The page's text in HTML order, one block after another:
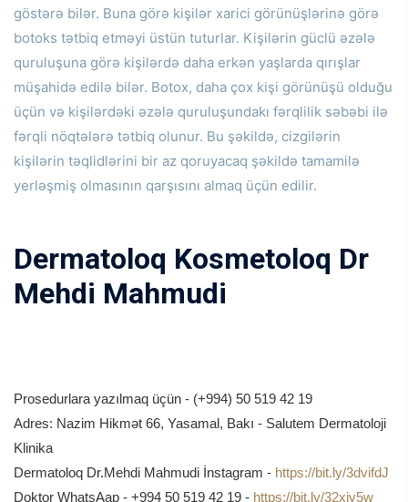
göstərə bilər. Buna görə kişilər xarici görünüşlərinə görə
botoks tətbiq etməyi üstün tuturlar. Kişilərin güclü əzələ
quruluşuna görə kişilərdə daha erkən yaşlarda qırışlar
müşahidə edilə bilər. Botox, daha çox kişi görünüşü olduğu
üçün və kişilərdəki əzələ quruluşundakı fərqlilik səbəbi ilə
fərqli nöqtələrə tətbiq olunur. Bu şəkildə, cizgilərin
kişilərin təqlidlərini bir az qoruyacaq şəkildə tamamilə
yerləşmiş olmasının qarşısını almaq üçün edilir.
Dermatoloq Kosmetoloq Dr
Mehdi Mahmudi
Prosedurlara yazılmaq üçün - (+994) 50 519 42 19
Adres: Nazim Hikmət 66, Yasamal, Bakı - Salutem Dermatoloji
Klinika
Dermatoloq Dr.Mehdi Mahmudi İnstagram - https://bit.ly/3dvifdJ
Doktor WhatsAap - +994 50 519 42 19 - https://bit.ly/32xiv5w